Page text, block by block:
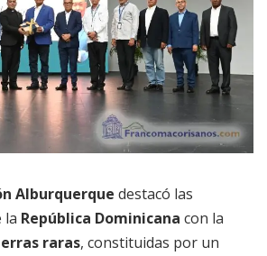
Alburquerque destacó las
la República Dominicana con la
raras, constituidas por un